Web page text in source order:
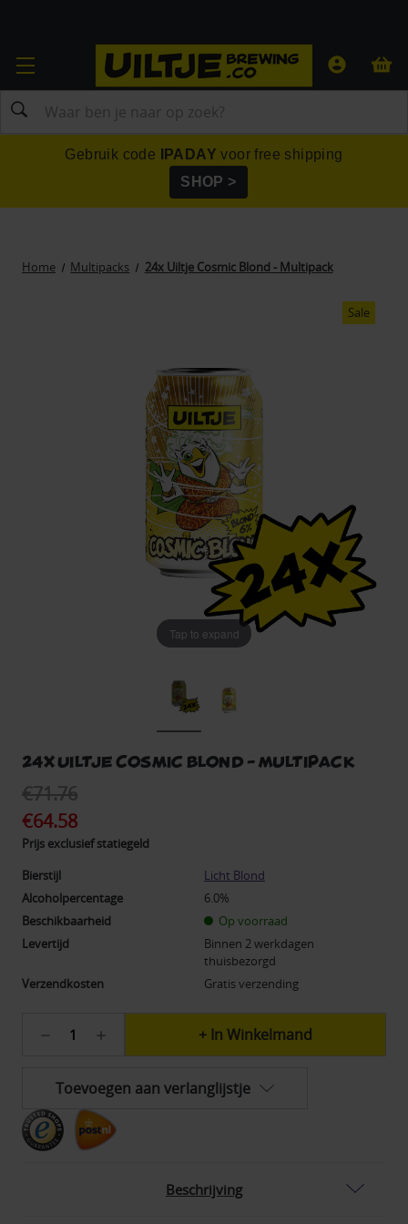
Zoeken
Gebruik code IPADAY voor free shipping
SHOP >
Home Multipacks 24x Uiltje Cosmic Blond - Multipack
Tap to expand
Sale
24x Uiltje Cosmic Blond - Multipack
€71.76
€64.58
Prijs exclusief statiegeld
Bierstijl
Licht Blond
Alcoholpercentage
6.0%
Beschikbaarheid
Op voorraad
Levertijd
Binnen 2 werkdagen
thuisbezorgd
Verzendkosten
Gratis verzending
voorraad:
Hoeveelheid
24x
Uiltje
Cosmic
Blond
-
Multipack
Hoeveelheid
Uiltje
Blond
-
Multipack
Toevoegen aan verlanglijstje
Beschrijving